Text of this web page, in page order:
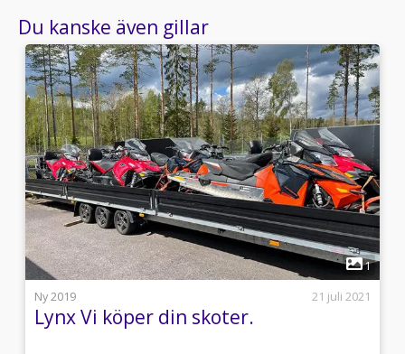
Du kanske även gillar
1
Ny 2019
21 juli 2021
Lynx Vi köper din skoter.